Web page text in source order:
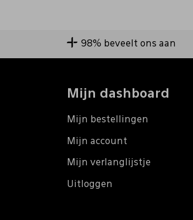
98% beveelt ons aan
Mijn dashboard
Mijn bestellingen
Mijn account
Mijn verlanglijstje
Uitloggen